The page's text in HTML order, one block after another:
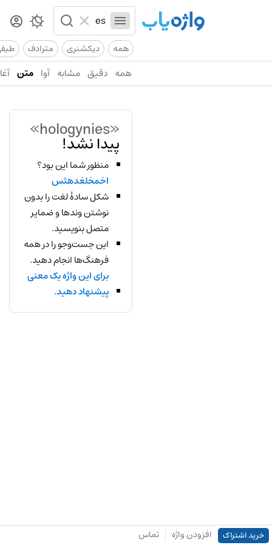
همه دیکشنری مترادف
همه دقیق مشابه آوا متن
«hologynies»
پیدا نشد!
منظور شما این بود؟
اخمخلغدهثس
شکل سادهٔ لغت را بدون
نوشتن وندها و ضمایر
متصل بنویسید.
این جست‌وجو را در همه
فرهنگ‌ها انجام دهید.
برای این واژه یک معنی
پیشنهاد دهید.
خرید اشتراک افزودن واژه تماس